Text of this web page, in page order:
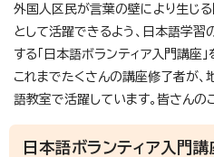
外国人区民が言葉の壁により生じ
として活躍できるよう、日本語学習
する「日本語ボランティア入門講座」
これまでたくさんの講座修了者が、
語教室で活躍しています。皆さんの
日本語ボランティア入門講